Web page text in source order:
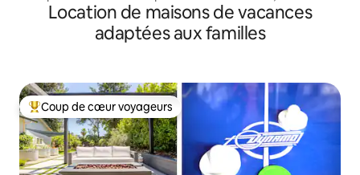
couchages
Location de maisons de vacances
adaptées aux familles
Coups de cœur voyageurs les plus appréciés
Coup de cœur voyageurs